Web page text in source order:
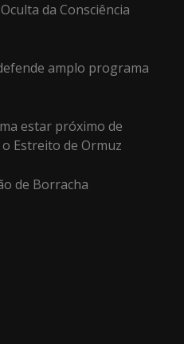
da Consciência
amplo programa
estar próximo de
Estreito de Ormuz
de Borracha